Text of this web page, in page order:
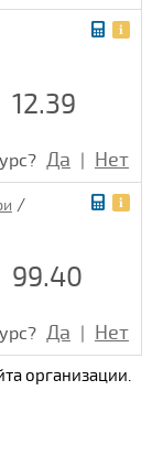
12.39
Да | Нет
/
99.40
Да | Нет
организации.